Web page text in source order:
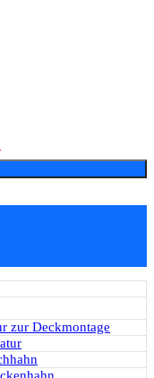
zur Deckmontage